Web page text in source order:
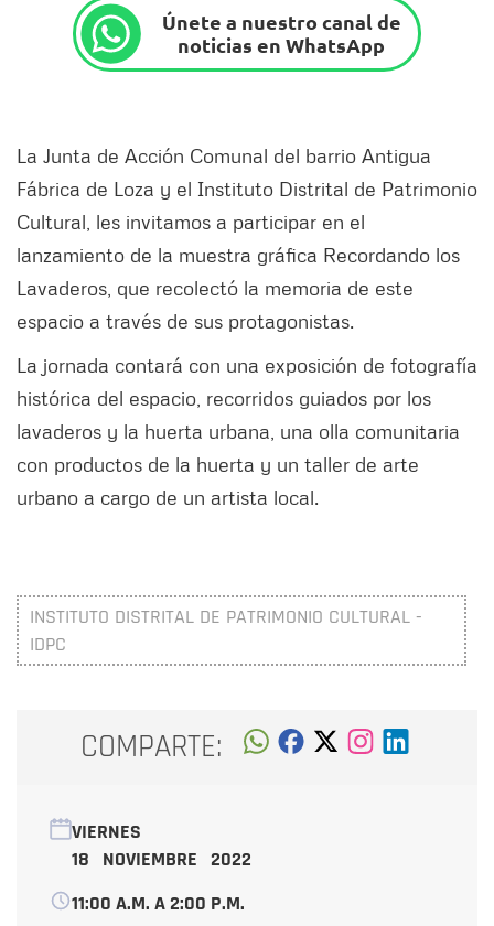
Únete a nuestro canal de
noticias en WhatsApp
La Junta de Acción Comunal del barrio Antigua
Fábrica de Loza y el Instituto Distrital de Patrimonio
Cultural, les invitamos a participar en el
lanzamiento de la muestra gráfica Recordando los
Lavaderos, que recolectó la memoria de este
espacio a través de sus protagonistas.
La jornada contará con una exposición de fotografía
histórica del espacio, recorridos guiados por los
lavaderos y la huerta urbana, una olla comunitaria
con productos de la huerta y un taller de arte
urbano a cargo de un artista local.
INSTITUTO DISTRITAL DE PATRIMONIO CULTURAL -
IDPC
COMPARTE:
VIERNES
18 NOVIEMBRE 2022
11:00 A.M. A 2:00 P.M.